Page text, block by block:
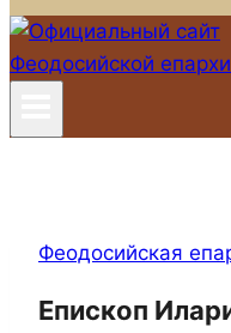
Феодосийская
Епископ